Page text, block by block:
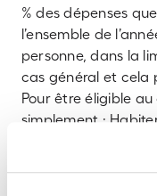
% des dépenses
l’ensemble de
personne, dans la
cas général et cela
Pour être éligible
simplement :
Que les
lieu à votre